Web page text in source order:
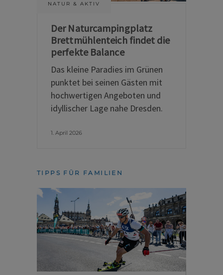
NATUR & AKTIV
Der Naturcampingplatz
Brettmühlenteich findet die
perfekte Balance
Das kleine Paradies im Grünen
punktet bei seinen Gästen mit
hochwertigen Angeboten und
idyllischer Lage nahe Dresden.
1. April 2026
TIPPS FÜR FAMILIEN